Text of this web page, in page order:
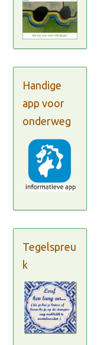
Handige
app voor
onderweg
Tegelspreu
k